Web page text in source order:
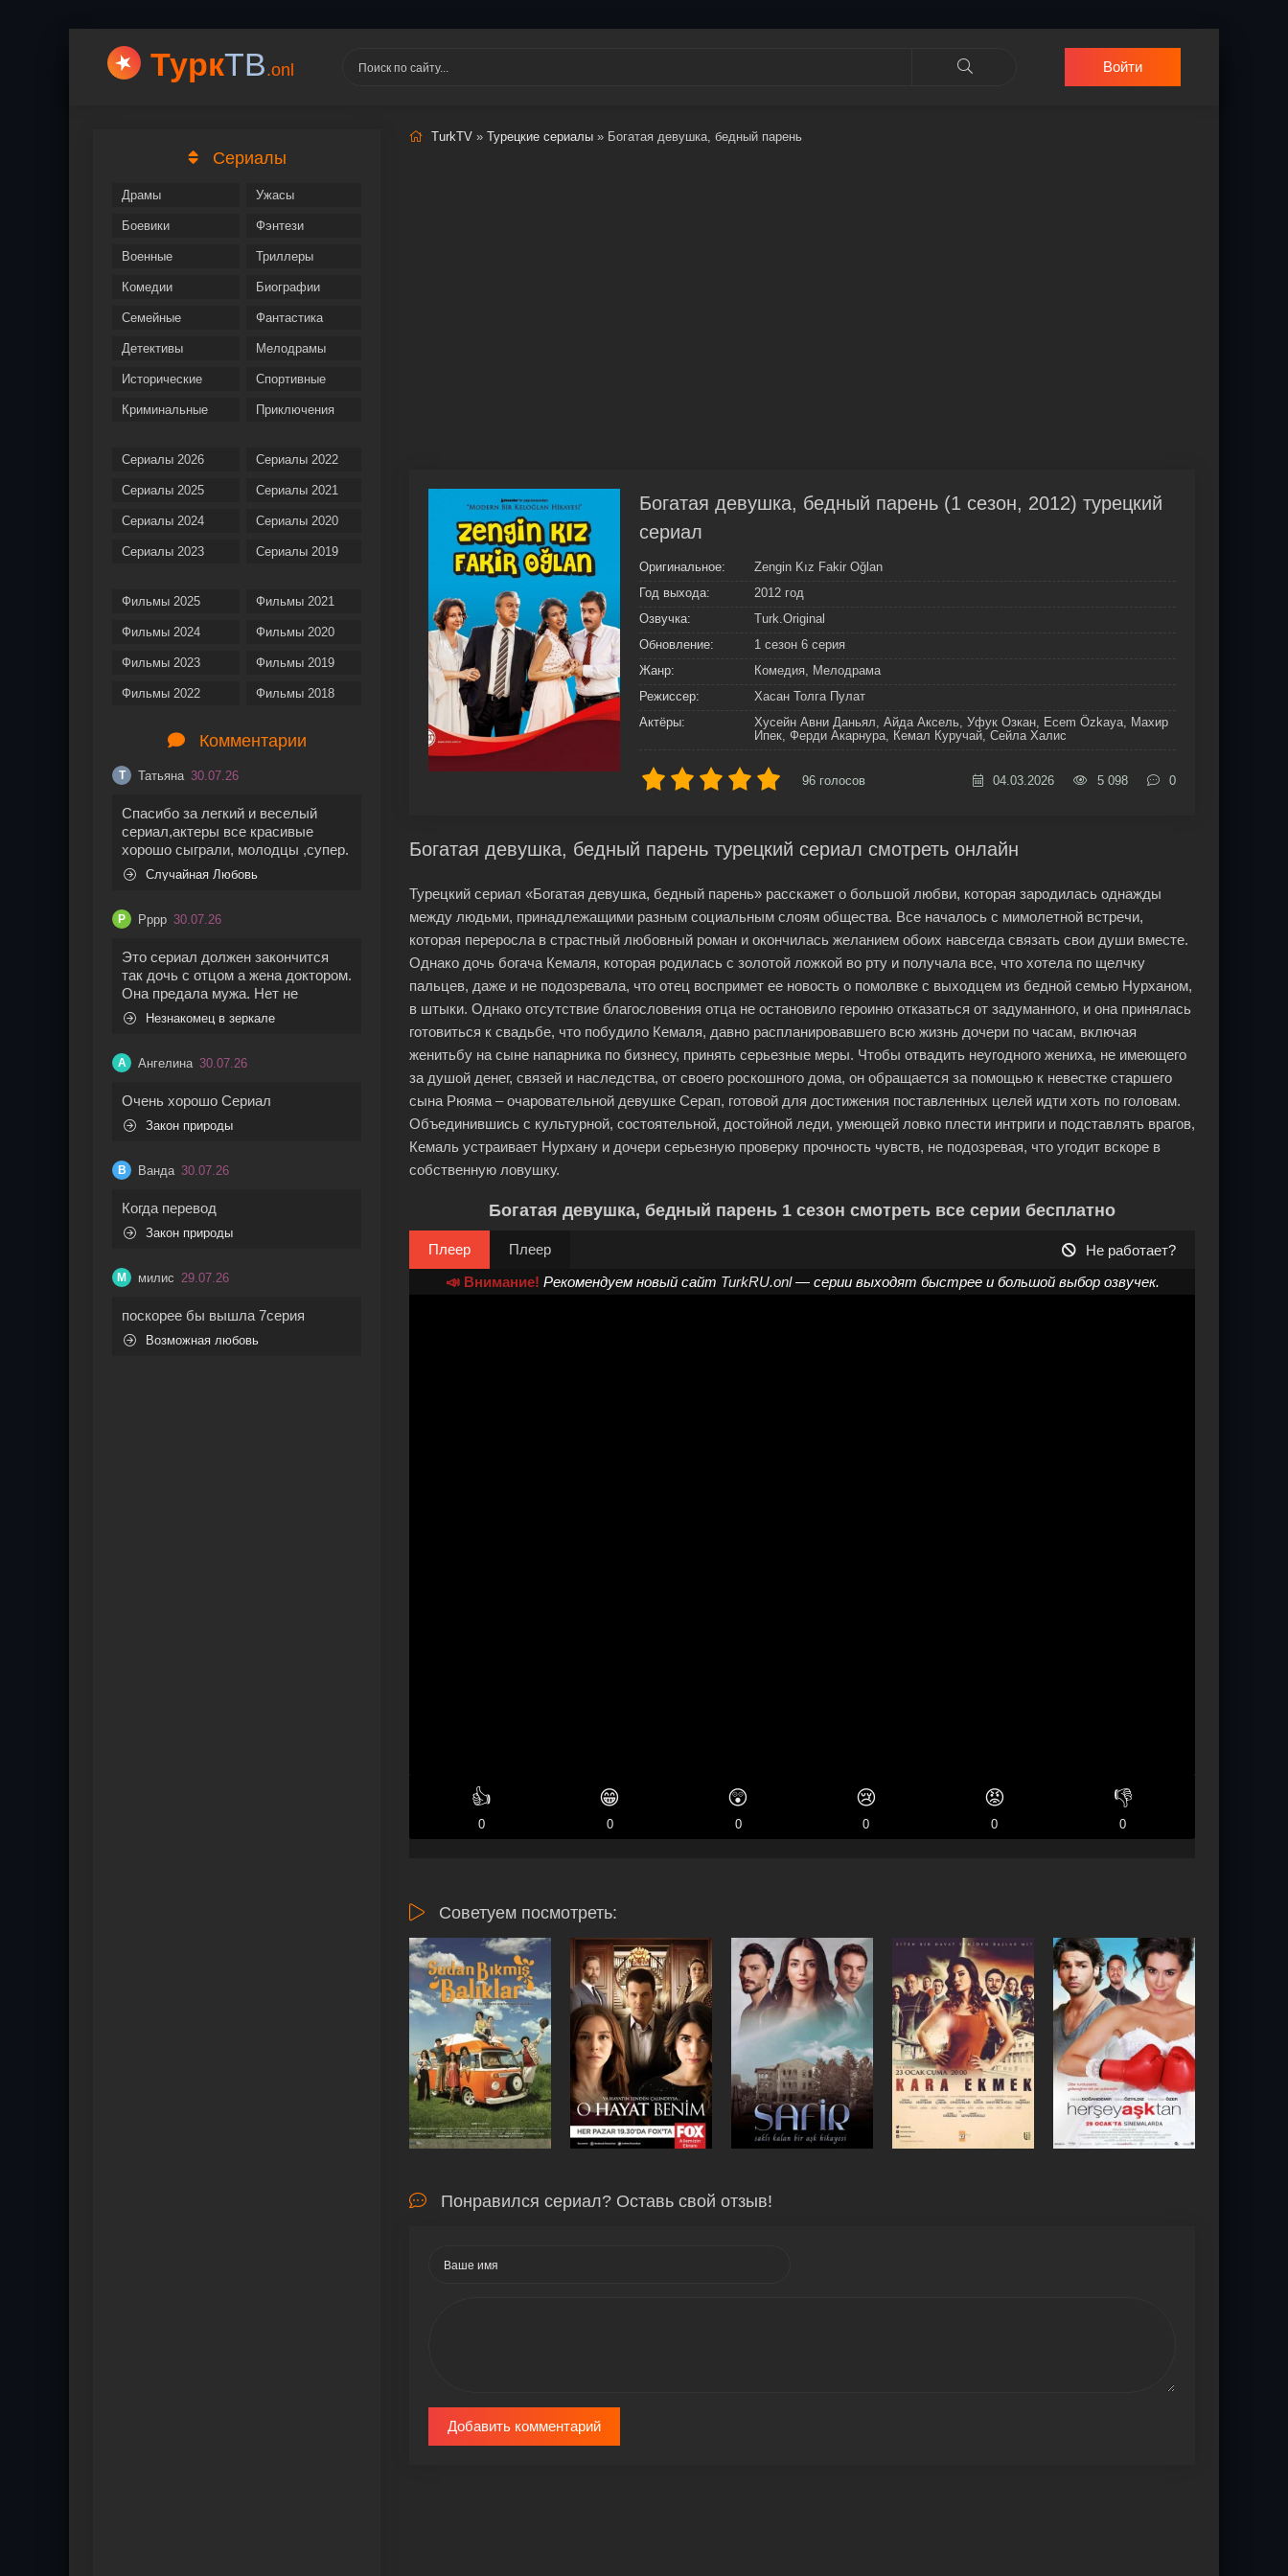
ТуркТВ.onl Войти
Сериалы
Драмы
Боевики
Военные
Комедии
Семейные
Детективы
Исторические
Криминальные
Ужасы
Фэнтези
Триллеры
Биографии
Фантастика
Мелодрамы
Спортивные
Приключения
Сериалы 2026
Сериалы 2025
Сериалы 2024
Сериалы 2023
Сериалы 2022
Сериалы 2021
Сериалы 2020
Сериалы 2019
Фильмы 2025
Фильмы 2024
Фильмы 2023
Фильмы 2022
Фильмы 2021
Фильмы 2020
Фильмы 2019
Фильмы 2018
Комментарии
Т Татьяна 30.07.26
Спасибо за легкий и веселый
сериал,актеры все красивые
хорошо сыграли, молодцы ,супер.
Случайная Любовь
Р Рррр 30.07.26
Это сериал должен закончится
так дочь с отцом а жена доктором.
Она предала мужа. Нет не
Незнакомец в зеркале
А Ангелина 30.07.26
Очень хорошо Сериал
Закон природы
В Ванда 30.07.26
Когда перевод
Закон природы
М милис 29.07.26
поскорее бы вышла 7серия
Возможная любовь
TurkTV » Турецкие сериалы » Богатая девушка, бедный парень
Богатая девушка, бедный парень (1 сезон, 2012) турецкий
сериал
Оригинальное:
Zengin Kız Fakir Oğlan
Год выхода:
2012 год
Озвучка:
Turk.Original
Обновление:
1 сезон 6 серия
Жанр:
Комедия, Мелодрама
Режиссер:
Хасан Толга Пулат
Актёры:
Хусейн Авни Даньял, Айда Аксель, Уфук Озкан, Ecem Özkaya, Махир
Ипек, Ферди Акарнура, Кемал Куручай, Сейла Халис
96 голосов 04.03.2026 5 098 0
Богатая девушка, бедный парень турецкий сериал смотреть онлайн
Турецкий сериал «Богатая девушка, бедный парень» расскажет о большой любви, которая зародилась однажды
между людьми, принадлежащими разным социальным слоям общества. Все началось с мимолетной встречи,
которая переросла в страстный любовный роман и окончилась желанием обоих навсегда связать свои души вместе.
Однако дочь богача Кемаля, которая родилась с золотой ложкой во рту и получала все, что хотела по щелчку
пальцев, даже и не подозревала, что отец воспримет ее новость о помолвке с выходцем из бедной семью Нурханом,
в штыки. Однако отсутствие благословения отца не остановило героиню отказаться от задуманного, и она принялась
готовиться к свадьбе, что побудило Кемаля, давно распланировавшего всю жизнь дочери по часам, включая
женитьбу на сыне напарника по бизнесу, принять серьезные меры. Чтобы отвадить неугодного жениха, не имеющего
за душой денег, связей и наследства, от своего роскошного дома, он обращается за помощью к невестке старшего
сына Рюяма – очаровательной девушке Серап, готовой для достижения поставленных целей идти хоть по головам.
Объединившись с культурной, состоятельной, достойной леди, умеющей ловко плести интриги и подставлять врагов,
Кемаль устраивает Нурхану и дочери серьезную проверку прочность чувств, не подозревая, что угодит вскоре в
собственную ловушку.
Богатая девушка, бедный парень 1 сезон смотреть все серии бесплатно
Плеер Плеер
Не работает?
📣 Внимание! Рекомендуем новый сайт TurkRU.onl— серии выходят быстрее и большой выбор озвучек.
👍
0
😁
0
😲
0
😢
0
😡
0
👎
0
Советуем посмотреть:
Понравился сериал? Оставь свой отзыв!
Добавить комментарий